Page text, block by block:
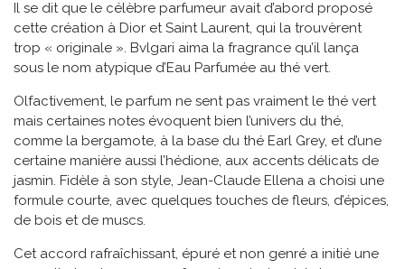
Il se dit que le célèbre parfumeur avait d’abord proposé
cette création à Dior et Saint Laurent, qui la trouvèrent
trop « originale ». Bvlgari aima la fragrance qu’il lança
sous le nom atypique d’Eau Parfumée au thé vert.
Olfactivement, le parfum ne sent pas vraiment le thé vert
mais certaines notes évoquent bien l’univers du thé,
comme la bergamote, à la base du thé Earl Grey, et d’une
certaine manière aussi l’hédione, aux accents délicats de
jasmin. Fidèle à son style, Jean-Claude Ellena a choisi une
formule courte, avec quelques touches de fleurs, d’épices,
de bois et de muscs.
Cet accord rafraîchissant, épuré et non genré a initié une